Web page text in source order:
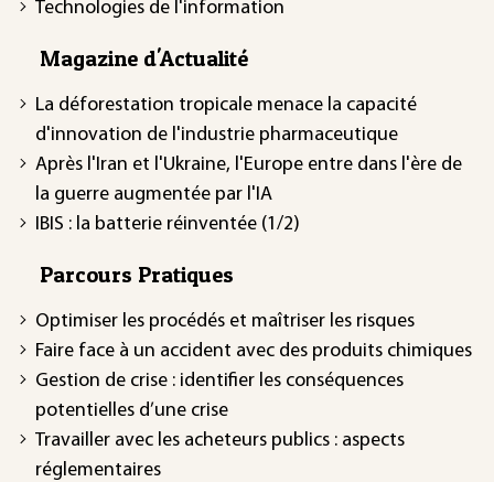
Technologies de l'information
Magazine d'Actualité
La déforestation tropicale menace la capacité
d'innovation de l'industrie pharmaceutique
Après l'Iran et l'Ukraine, l'Europe entre dans l'ère de
la guerre augmentée par l'IA
IBIS : la batterie réinventée (1/2)
Parcours Pratiques
Optimiser les procédés et maîtriser les risques
Faire face à un accident avec des produits chimiques
Gestion de crise : identifier les conséquences
potentielles d’une crise
Travailler avec les acheteurs publics : aspects
réglementaires